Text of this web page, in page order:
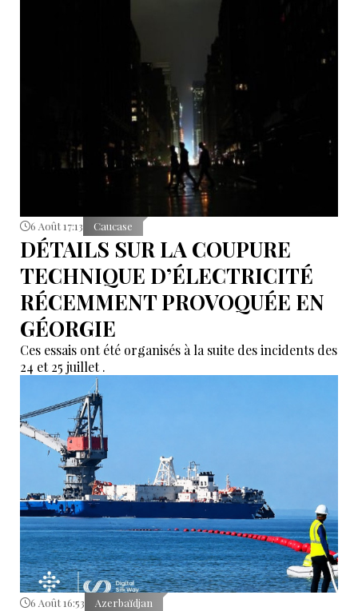
6 Août 17:13 Caucase
DÉTAILS SUR LA COUPURE
TECHNIQUE D’ÉLECTRICITÉ
RÉCEMMENT PROVOQUÉE EN
GÉORGIE
Ces essais ont été organisés à la suite des incidents des
24 et 25 juillet .
6 Août 16:53 Azerbaïdjan